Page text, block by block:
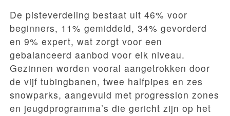
De pisteverdeling bestaat uit 46% voor
beginners, 11% gemiddeld, 34% gevorderd
en 9% expert, wat zorgt voor een
gebalanceerd aanbod voor elk niveau.
Gezinnen worden vooral aangetrokken door
de vijf tubingbanen, twee halfpipes en zes
snowparks, aangevuld met progression zones
en jeugdprogramma’s die gericht zijn op het